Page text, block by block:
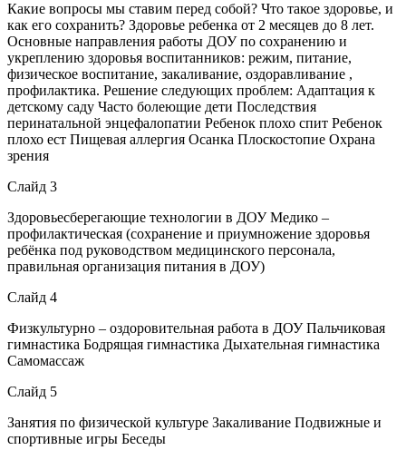
Какие вопросы мы ставим перед собой? Что такое здоровье, и
как его сохранить? Здоровье ребенка от 2 месяцев до 8 лет.
Основные направления работы ДОУ по сохранению и
укреплению здоровья воспитанников: режим, питание,
физическое воспитание, закаливание, оздоравливание ,
профилактика. Решение следующих проблем: Адаптация к
детскому саду Часто болеющие дети Последствия
перинатальной энцефалопатии Ребенок плохо спит Ребенок
плохо ест Пищевая аллергия Осанка Плоскостопие Охрана
зрения
Слайд 3
Здоровьесберегающие технологии в ДОУ Медико –
профилактическая (сохранение и приумножение здоровья
ребёнка под руководством медицинского персонала,
правильная организация питания в ДОУ)
Слайд 4
Физкультурно – оздоровительная работа в ДОУ Пальчиковая
гимнастика Бодрящая гимнастика Дыхательная гимнастика
Самомассаж
Слайд 5
Занятия по физической культуре Закаливание Подвижные и
спортивные игры Беседы